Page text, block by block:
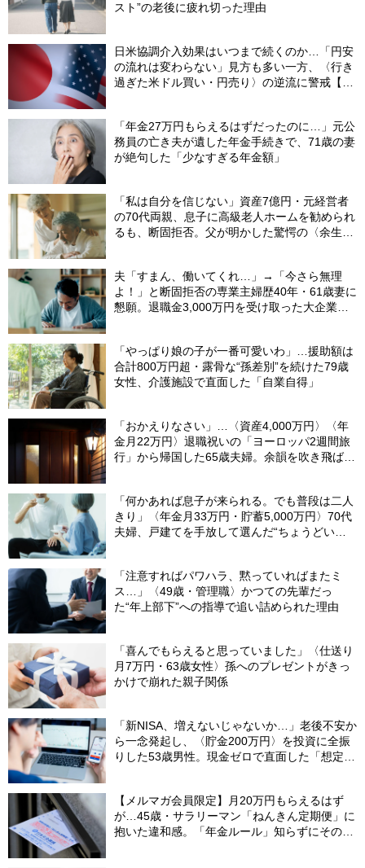
スト”の老後に疲れ切った理由
日米協調介入効果はいつまで続くのか…「円安
の流れは変わらない」見方も多い一方、〈行き
過ぎた米ドル買い・円売り〉の逆流に警戒【8
「年金27万円もらえるはずだったのに…」元公
務員の亡き夫が遺した年金手続きで、71歳の妻
が絶句した「少なすぎる年金額」
「私は自分を信じない」資産7億円・元経営者
の70代両親、息子に高級老人ホームを勧められ
るも、断固拒否。父が明かした驚愕の〈余生計
夫「すまん、働いてくれ…」→「今さら無理
よ！」と断固拒否の専業主婦歴40年・61歳妻に
懇願。退職金3,000万円を受け取った大企業元
「やっぱり娘の子が一番可愛いわ」…援助額は
合計800万円超・露骨な“孫差別”を続けた79歳
女性、介護施設で直面した「自業自得」
「おかえりなさい」…〈資産4,000万円〉〈年
金月22万円〉退職祝いの「ヨーロッパ2週間旅
行」から帰国した65歳夫婦。余韻を吹き飛ばし
「何かあれば息子が来られる。でも普段は二人
きり」〈年金月33万円・貯蓄5,000万円〉70代
夫婦、戸建てを手放して選んだ“ちょうどいい
「注意すればパワハラ、黙っていればまたミ
ス…」〈49歳・管理職〉かつての先輩だっ
た“年上部下”への指導で追い詰められた理由
「喜んでもらえると思っていました」〈仕送り
月7万円・63歳女性〉孫へのプレゼントがきっ
かけで崩れた親子関係
「新NISA、増えないじゃないか…」老後不安か
ら一念発起し、〈貯金200万円〉を投資に全振
りした53歳男性。現金ゼロで直面した「想定外
【メルマガ会員限定】月20万円もらえるはず
が…45歳・サラリーマン「ねんきん定期便」に
抱いた違和感。「年金ルール」知らずにそのま